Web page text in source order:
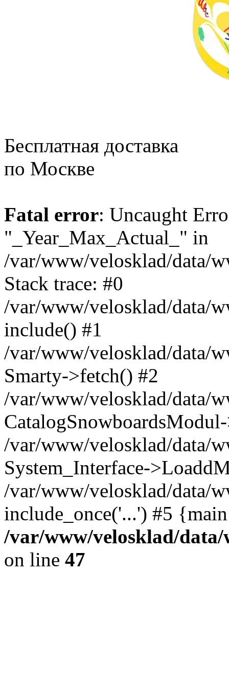
Бесплатная доставка
по Москве
Fatal error: Uncaught
"_Year_Max_Actual_" in
/var/www/velosklad/data/
Stack trace: #0
/var/www/velosklad/data/
include() #1
/var/www/velosklad/data/
Smarty->fetch() #2
/var/www/velosklad/data/
/var/www/velosklad/data/
System_Interface-
/var/www/velosklad/data/
include_once('...') #5
/var/www/velosklad/
on line 47